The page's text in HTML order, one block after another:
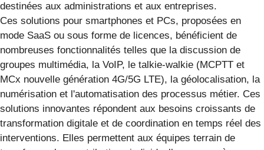
destinées aux administrations et aux entreprises.
Ces solutions pour smartphones et PCs, proposées en
mode SaaS ou sous forme de licences, bénéficient de
nombreuses fonctionnalités telles que la discussion de
groupes multimédia, la VoIP, le talkie-walkie (MCPTT et
MCx nouvelle génération 4G/5G LTE), la géolocalisation, la
numérisation et l'automatisation des processus métier. Ces
solutions innovantes répondent aux besoins croissants de
transformation digitale et de coordination en temps réel des
interventions. Elles permettent aux équipes terrain de